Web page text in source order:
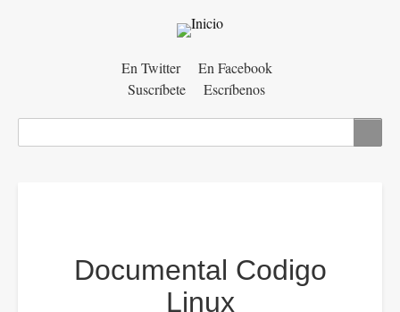
En Twitter
En Facebook
Suscríbete
Escríbenos
Documental Codigo
Linux